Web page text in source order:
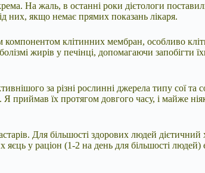
На жаль, в останні роки дієтологи
них, якщо немає прямих показань лікаря.
клітинних мембран, особливо
жирів у печінці, допомагаючи
за різні рослинні джерела типу сої
приймав їх протягом довгого часу, і майже
Для більшості здорових людей
у раціон (1-2 на день для більшості